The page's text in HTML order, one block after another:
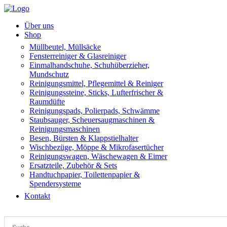
Über uns
Shop
Müllbeutel, Müllsäcke
Fensterreiniger & Glasreiniger
Einmalhandschuhe, Schuhüberzieher,
Mundschutz
Reinigungsmittel, Pflegemittel & Reiniger
Reinigungssteine, Sticks, Lufterfrischer &
Raumdüfte
Reinigungspads, Polierpads, Schwämme
Staubsauger, Scheuersaugmaschinen &
Reinigungsmaschinen
Besen, Bürsten & Klappstielhalter
Wischbezüge, Möppe & Mikrofasertücher
Reinigungswagen, Wäschewagen & Eimer
Ersatzteile, Zubehör & Sets
Handtuchpapier, Toilettenpapier &
Spendersysteme
Kontakt